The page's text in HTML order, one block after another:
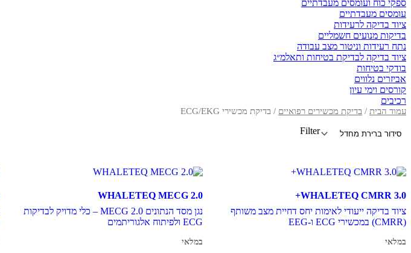
ספקי כוח ועומסים מעבדתיים
עומסים מעבדתיים
ציוד בדיקה לרעידות
בדיקות מנועים חשמליים
נתח רעידות וניטור מצב עבודה
ציוד בדיקה לבדיקת בטיחות ותאלמ״ג
בודקי בטיחות
אביזרים נלווים
קורסים וימי עיון
רכיבים
עמוד הבית / בדיקת מכשירים רפואיים / בדיקת מכשירי ECG/EKG
Filter
WHALETEQ CMRR 3.0+
ציוד בדיקה ייעודי לאימות יחס דחיית מצב משותף
(CMRR) במכשירי ECG ו-EEG
במלאי
WHALETEQ MECG 2.0
נגן מסד הנתונים MECG 2.0 – כלי מדויק לבדיקות
ECG ולפיתוח אלגוריתמים
במלאי